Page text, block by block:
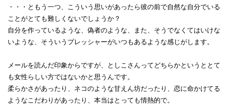
・・・ともう一つ、こういう思いがあったら彼の前で自然な自分でいる
ことがとても難しくないでしょうか？
自分を作っているような、偽者のような、また、そうでなくてはいけな
いような、そういうプレッシャーがいつもあるような感じがします。
メールを読んだ印象からですが、としこさんってどちらかというととて
も女性らしい方ではないかと思うんです。
柔らかさがあったり、ネコのような甘えん坊だったり、恋に命かけてる
ようなこだわりがあったり、本当はとっても情熱的で。